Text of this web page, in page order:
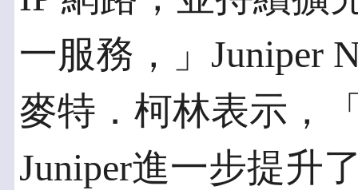
一服務，」Juniper
麥特．柯林表示，
Juniper進一步提升